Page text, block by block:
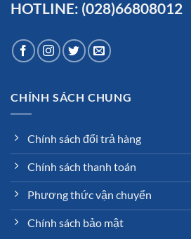
HOTLINE: (028)66808012
CHÍNH SÁCH CHUNG
Chính sách đổi trả hàng
Chính sách thanh toán
Phương thức vận chuyển
Chính sách bảo mật